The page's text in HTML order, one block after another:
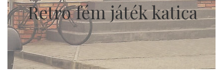
Retro fém játék katica